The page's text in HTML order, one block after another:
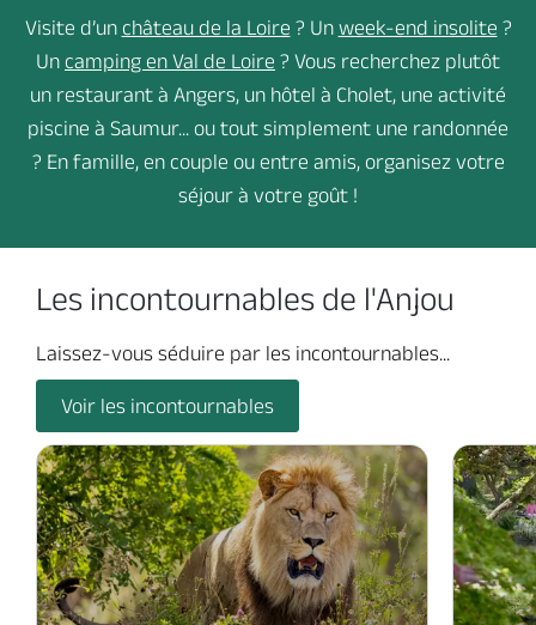
Visite d’un château de la Loire ? Un week-end insolite ?
Un camping en Val de Loire ? Vous recherchez plutôt
un restaurant à Angers, un hôtel à Cholet, une activité
piscine à Saumur... ou tout simplement une randonnée
? En famille, en couple ou entre amis, organisez votre
séjour à votre goût !
Les incontournables de l'Anjou
Laissez-vous séduire par les incontournables...
Voir les incontournables